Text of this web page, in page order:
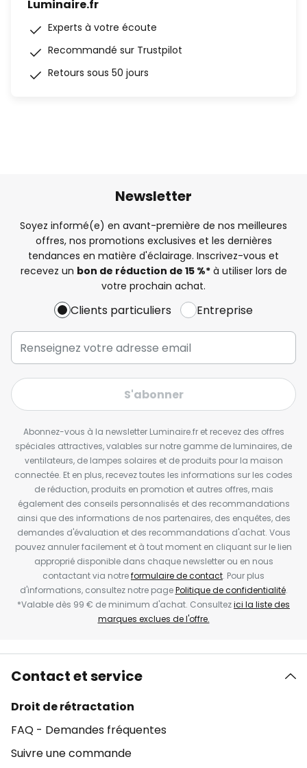
Luminaire.fr
Experts à votre écoute
Recommandé sur Trustpilot
Retours sous 50 jours
Newsletter
Soyez informé(e) en avant-première de nos meilleures
offres, nos promotions exclusives et les dernières
tendances en matière d'éclairage. Inscrivez-vous et
recevez un bon de réduction de 15 %*à utiliser lors de
votre prochain achat.
Clients particuliers Entreprise
S'abonner
Abonnez-vous à la newsletter Luminaire.fr et recevez des offres
spéciales attractives, valables sur notre gamme de luminaires, de
ventilateurs, de lampes solaires et de produits pour la maison
connectée. Et en plus, recevez toutes les informations sur les codes
de réduction, produits en promotion et autres offres, mais
également des conseils personnalisés et des recommandations
ainsi que des informations de nos partenaires, des enquêtes, des
demandes d'évaluation et des recommandations d'achat. Vous
pouvez annuler facilement et à tout moment en cliquant sur le lien
approprié disponible dans chaque newsletter ou en nous
contactant via notreformulaire de contact. Pour plus
d'informations, consultez notre pagePolitique de confidentialité.
*Valable dès 99 € de minimum d'achat. Consultezici la liste des
marques exclues de l'offre.
Contact et service
Droit de rétractation
FAQ - Demandes fréquentes
Suivre une commande